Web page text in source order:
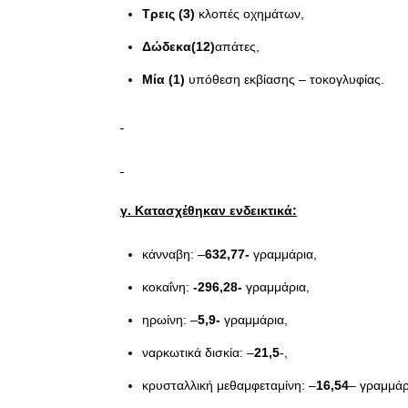
Τρεις (3) κλοπές οχημάτων,
Δώδεκα(12)απάτες,
Μία (1) υπόθεση εκβίασης – τοκογλυφίας.
γ. Κατασχέθηκαν ενδεικτικά:
κάνναβη: –632,77- γραμμάρια,
κοκαΐνη: -296,28- γραμμάρια,
ηρωίνη: –5,9- γραμμάρια,
ναρκωτικά δισκία: –21,5-,
κρυσταλλική μεθαμφεταμίνη: –16,54–